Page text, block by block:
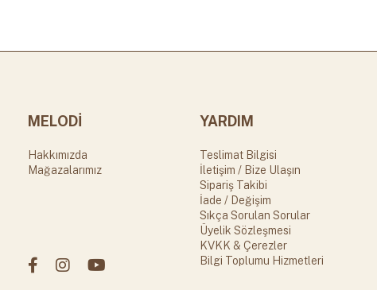
MELODİ
Hakkımızda
Mağazalarımız
YARDIM
Teslimat Bilgisi
İletişim / Bize Ulaşın
Sipariş Takibi
İade / Değişim
Sıkça Sorulan Sorular
Üyelik Sözleşmesi
KVKK & Çerezler
Bilgi Toplumu Hizmetleri